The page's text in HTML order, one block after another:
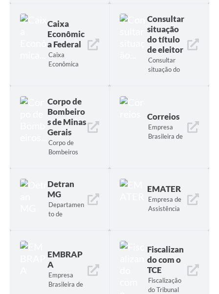
Caixa
Econômic
a Federal
Caixa
Econômica
Consultar
situação
do título
de eleitor
Consultar
situação do
Corpo de
Bombeiro
s de Minas
Gerais
Corpo de
Bombeiros
Correios
Empresa
Brasileira de
Detran
MG
Departamen
to de
EMATER
Empresa de
Assistência
Estado de
Minas Geais
EMBRAP
A
Empresa
Brasileira de
Fiscalizan
do com o
TCE
Fiscalização
do Tribunal